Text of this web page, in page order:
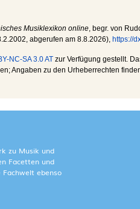
Musiklexikon online , begr. von
, abgerufen am 8.8.2026), https://
NC-SA 3.0 AT zur Verfügung gestellt.
Angaben zu den Urheberrechten
zu Musik und
Facetten und
ebenso